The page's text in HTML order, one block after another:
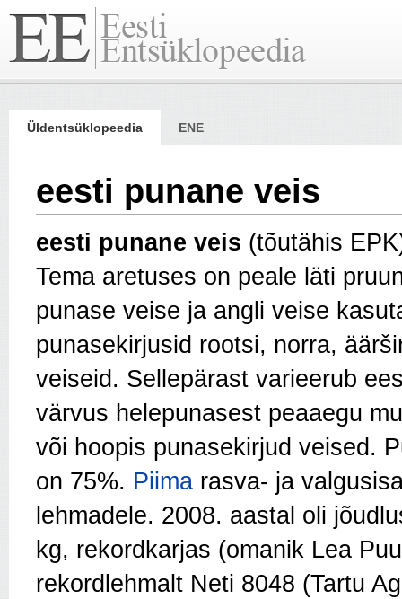
Üldentsüklopeedia ENE
eesti punane veis
eesti punane veis (tõutähis
Tema aretuses on peale läti
punase veise ja angli veise
punasekirjusid rootsi, norra,
veiseid. Selle­pärast varieerub
värvus helepunasest peaaegu
või hoopis punasekirjud veised.
on 75%. Piima rasva- ja
lehmadele. 2008. aastal oli
kg, rekordkarjas (omanik Lea
rekordlehmalt Neti 8048 (Tartu